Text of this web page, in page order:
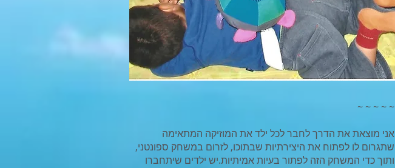
~ ~ ~ ~ ~
אני מוצאת את הדרך לחבר לכל ילד את המוזיקה המתאימה
שתגרום לו לפתוח את היצירתיות שבתוכו, לזרום במשחק ספונטני,
ותוך כדי המשחק הזה לפתור בעיות אמיתיות.יש ילדים שיתחברו